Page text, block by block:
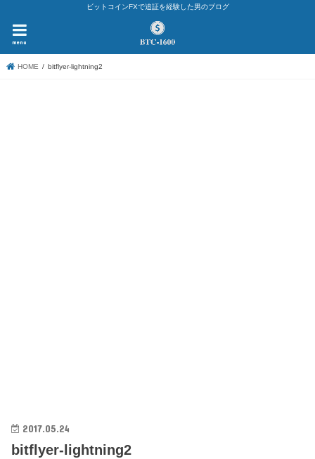
ビットコインFXで追証を経験した男のブログ
menu
HOME bitflyer-lightning2
2017.05.24
bitflyer-lightning2